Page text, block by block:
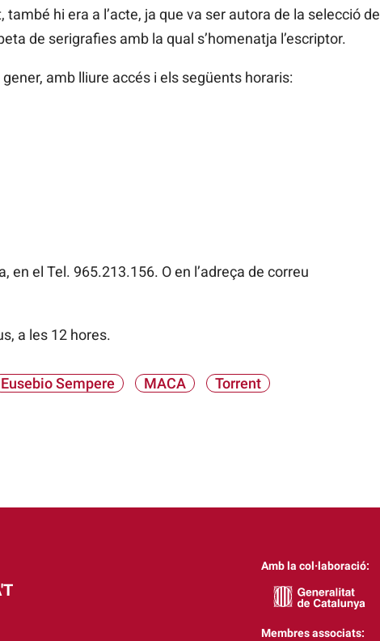
hi era a l’acte, ja que va ser autora de la selecció de
de serigrafies amb la qual s’homenatja l’escriptor.
amb lliure accés i els següents horaris:
el Tel. 965.213.156. O en l’adreça de correu
a les 12 hores.
Eusebio Sempere MACA Torrent
Amb la col·laboració:
Membres associats: